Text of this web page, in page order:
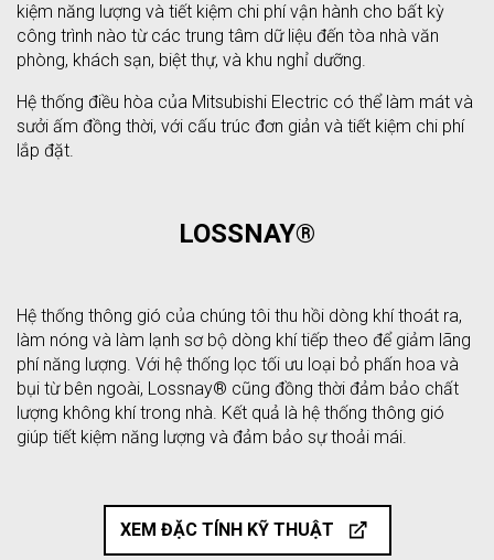
kiệm năng lượng và tiết kiệm chi phí vận hành cho bất kỳ
công trình nào từ các trung tâm dữ liệu đến tòa nhà văn
phòng, khách sạn, biệt thự, và khu nghỉ dưỡng.
Hệ thống điều hòa của Mitsubishi Electric có thể làm mát và
sưởi ấm đồng thời, với cấu trúc đơn giản và tiết kiệm chi phí
lắp đặt.
LOSSNAY®
Hệ thống thông gió của chúng tôi thu hồi dòng khí thoát ra,
làm nóng và làm lạnh sơ bộ dòng khí tiếp theo để giảm lãng
phí năng lượng. Với hệ thống lọc tối ưu loại bỏ phấn hoa và
bụi từ bên ngoài, Lossnay® cũng đồng thời đảm bảo chất
lượng không khí trong nhà. Kết quả là hệ thống thông gió
giúp tiết kiệm năng lượng và đảm bảo sự thoải mái.
XEM ĐẶC TÍNH KỸ THUẬT